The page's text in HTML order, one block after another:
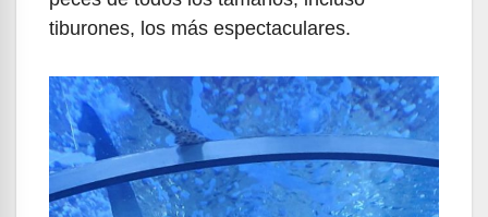
tiburones, los más espectaculares.